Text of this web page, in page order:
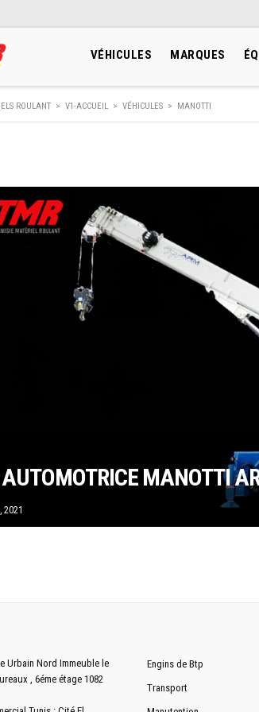
VÉHICULES MARQUES
ROULANT > V1-ACCUEIL > VÉHICULES > MANOTTI
AUTOMOTRICE MANOTTI
2021
Urbain Nord Immeuble le
, 6éme étage 1082
Engins de Btp
Transport